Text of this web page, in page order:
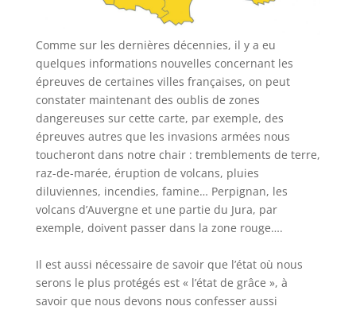
Comme sur les dernières décennies, il y a eu
quelques informations nouvelles concernant les
épreuves de certaines villes françaises, on peut
constater maintenant des oublis de zones
dangereuses sur cette carte, par exemple, des
épreuves autres que les invasions armées nous
toucheront dans notre chair : tremblements de terre,
raz-de-marée, éruption de volcans, pluies
diluviennes, incendies, famine… Perpignan, les
volcans d’Auvergne et une partie du Jura, par
exemple, doivent passer dans la zone rouge….
Il est aussi nécessaire de savoir que l’état où nous
serons le plus protégés est « l’état de grâce », à
savoir que nous devons nous confesser aussi